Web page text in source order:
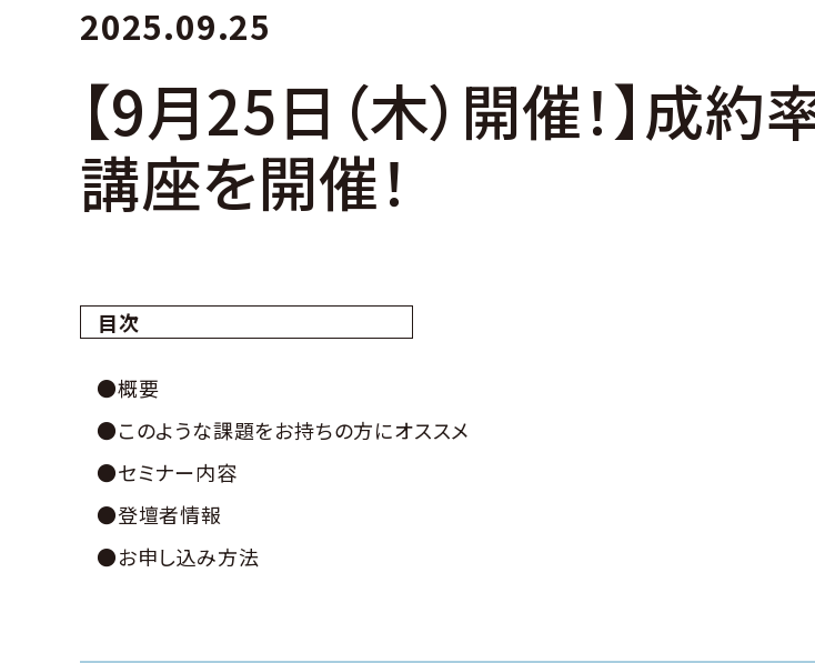
2025.09.25
【9月25日（木）開催！】成
講座を開催！
目次
●概要
●このような課題をお持ちの方にオススメ
●セミナー内容
●登壇者情報
●お申し込み方法